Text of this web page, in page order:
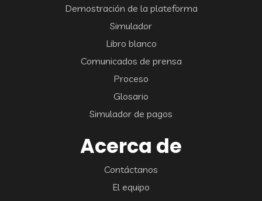
Demostración de la plateforma
Simulador
Libro blanco
Comunicados de prensa
Proceso
Glosario
Simulador de pagos
Acerca de
Contáctanos
El equipo